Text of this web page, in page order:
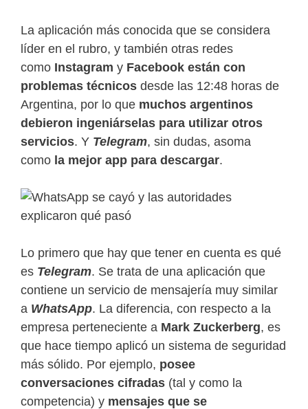
La aplicación más conocida que se considera
líder en el rubro, y también otras redes
como Instagram y Facebook están con
problemas técnicos desde las 12:48 horas de
Argentina, por lo que muchos argentinos
debieron ingeniárselas para utilizar otros
servicios. Y Telegram, sin dudas, asoma
como la mejor app para descargar.
Lo primero que hay que tener en cuenta es qué
es Telegram. Se trata de una aplicación que
contiene un servicio de mensajería muy similar
a WhatsApp. La diferencia, con respecto a la
empresa perteneciente a Mark Zuckerberg, es
que hace tiempo aplicó un sistema de seguridad
más sólido. Por ejemplo, posee
conversaciones cifradas (tal y como la
competencia) y mensajes que se